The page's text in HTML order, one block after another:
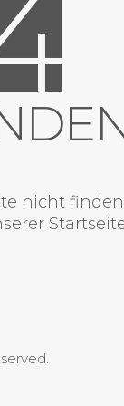
nicht